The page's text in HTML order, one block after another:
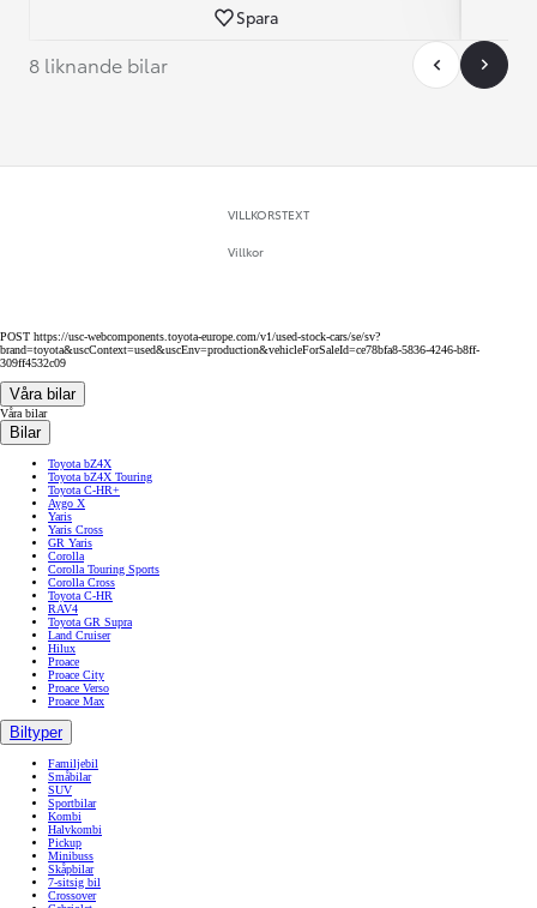
Spara
8 liknande bilar
VILLKORSTEXT
Villkor
POST https://usc-webcomponents.toyota-europe.com/v1/used-stock-cars/se/sv?
brand=toyota&uscContext=used&uscEnv=production&vehicleForSaleId=ce78bfa8-5836-4246-b8ff-
309ff4532c09
Våra bilar
Våra bilar
Bilar
Toyota bZ4X
Toyota bZ4X Touring
Toyota C-HR+
Aygo X
Yaris
Yaris Cross
GR Yaris
Corolla
Corolla Touring Sports
Corolla Cross
Toyota C-HR
RAV4
Toyota GR Supra
Land Cruiser
Hilux
Proace
Proace City
Proace Verso
Proace Max
Biltyper
Familjebil
Småbilar
SUV
Sportbilar
Kombi
Halvkombi
Pickup
Minibuss
Skåpbilar
7-sitsig bil
Crossover